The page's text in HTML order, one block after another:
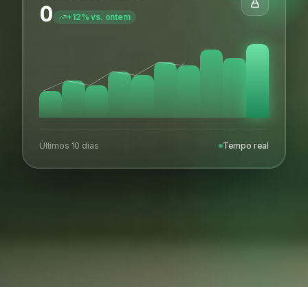
0 +12% vs. ontem
Últimos 10 dias Tempo real